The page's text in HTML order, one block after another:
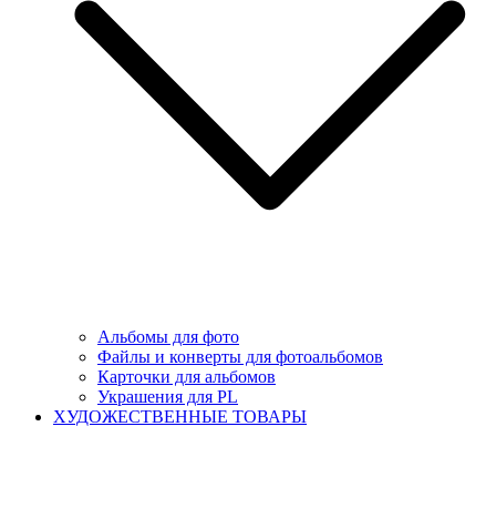
Альбомы для фото
Файлы и конверты для фотоальбомов
Карточки для альбомов
Украшения для PL
ХУДОЖЕСТВЕННЫЕ ТОВАРЫ